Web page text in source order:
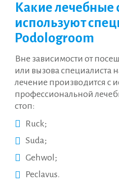
Какие лечебные
используют
Podologroom
Вне зависимости от
или вызова специалиста
лечение производится с
профессиональной
стоп:
Ruck;
Suda;
Gehwol;
Peclavus.